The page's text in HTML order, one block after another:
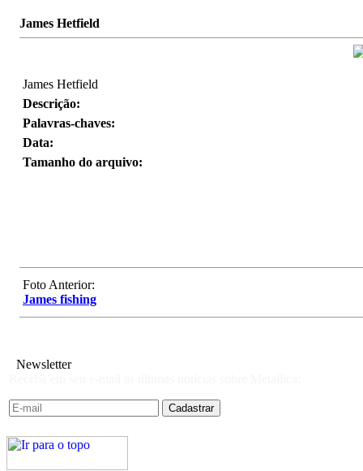
James Hetfield
James Hetfield
Descrição:
Palavras-chaves:
Data:
Tamanho do arquivo:
Foto Anterior:
James fishing
Newsletter